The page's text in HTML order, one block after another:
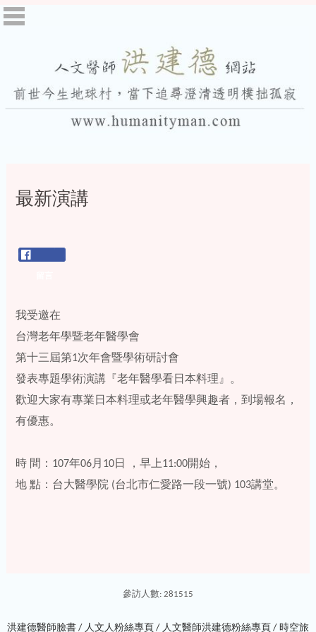
最新演講
我受邀在
台灣老年學暨老年醫學會
第十三屆第1次年會暨學術研討會
發表專題學術演講『老年醫學看日本料理』。
歡迎大家有專業日本料理或老年醫學興趣者，到場報名，
有優惠。
時 間：107年06月10日 ，早上11:00開始，
地 點：台大醫學院 (台北市仁愛路一段一號) 103講堂。
參訪人數: 281515
洪建德醫師臉書 / 人文人粉絲專頁 / 人文醫師洪建德粉絲專頁 / 時空旅